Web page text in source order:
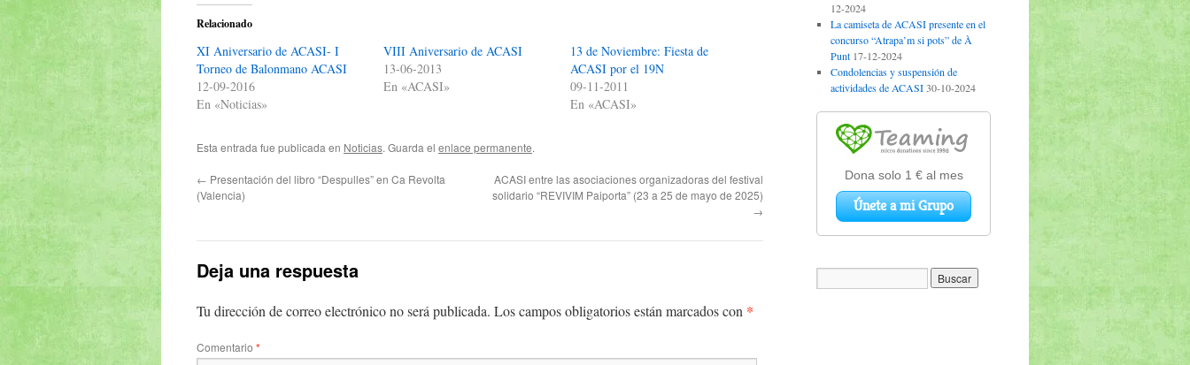
Relacionado
XI Aniversario de ACASI- I
Torneo de Balonmano ACASI
12-09-2016
En «Noticias»
VIII Aniversario de ACASI
13-06-2013
En «ACASI»
13 de Noviembre: Fiesta de
ACASI por el 19N
09-11-2011
En «ACASI»
Esta entrada fue publicada en Noticias. Guarda el enlace permanente.
← Presentación del libro “Despulles” en Ca Revolta
(Valencia)
ACASI entre las asociaciones organizadoras del festival
solidario “REVIVIM Paiporta” (23 a 25 de mayo de 2025)
→
Deja una respuesta
Tu dirección de correo electrónico no será publicada. Los campos obligatorios están marcados con *
Comentario *
12-2024
La camiseta de ACASI presente en el
concurso “Atrapa’m si pots” de À
Punt 17-12-2024
Condolencias y suspensión de
actividades de ACASI 30-10-2024